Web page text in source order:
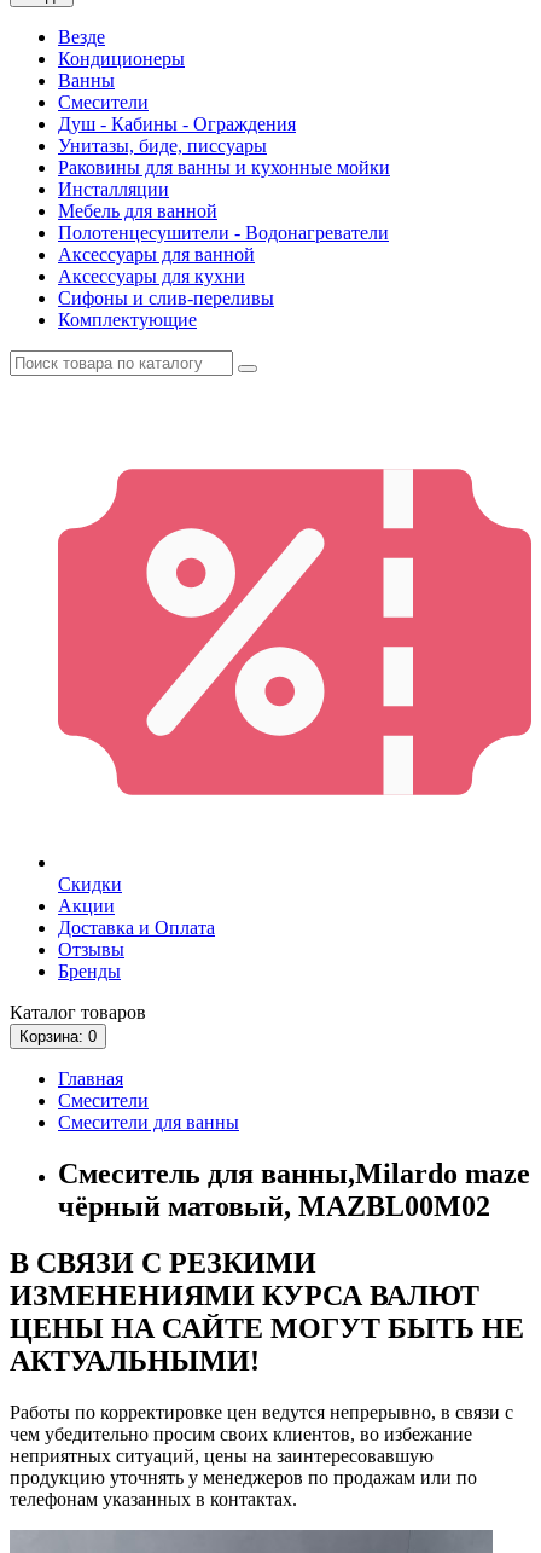
Везде
Кондиционеры
Ванны
Смесители
Душ - Кабины - Ограждения
Унитазы, биде, писсуары
Раковины для ванны и кухонные мойки
Инсталляции
Мебель для ванной
Полотенцесушители - Водонагреватели
Аксессуары для ванной
Аксессуары для кухни
Сифоны и слив-переливы
Комплектующие
Скидки
Акции
Доставка и Оплата
Отзывы
Бренды
Каталог товаров
Корзина: 0
Главная
Смесители
Смесители для ванны
Смеситель для ванны,Milardo maze
чёрный матовый, MAZBL00M02
В СВЯЗИ С РЕЗКИМИ
ИЗМЕНЕНИЯМИ КУРСА ВАЛЮТ
ЦЕНЫ НА САЙТЕ МОГУТ БЫТЬ НЕ
АКТУАЛЬНЫМИ!
Работы по корректировке цен ведутся непрерывно, в связи с
чем убедительно просим своих клиентов, во избежание
неприятных ситуаций, цены на заинтересовавшую
продукцию уточнять у менеджеров по продажам или по
телефонам указанных в контактах.